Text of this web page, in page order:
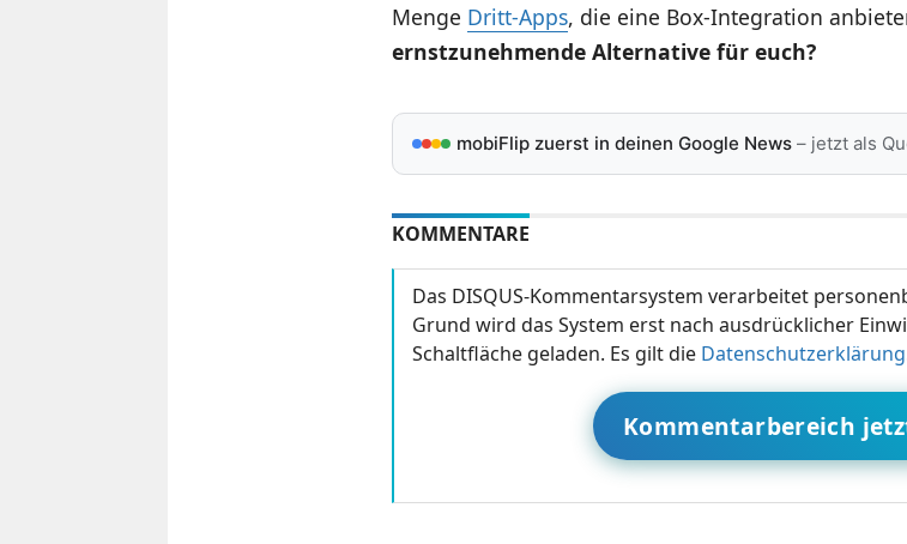
Menge Dritt-Apps, die eine Box-Integration
ernstzunehmende Alternative für euch?
mobiFlip zuerst in deinen Google News– jetzt als
KOMMENTARE
Das DISQUS-Kommentarsystem verarbeitet
Grund wird das System erst nach ausdrücklicher
Schaltfläche geladen. Es gilt die Datenschutzerklärung
Kommentarbereich